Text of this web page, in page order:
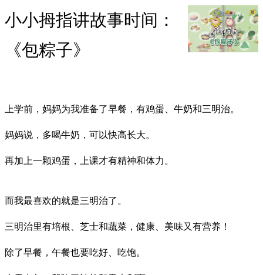
小小拇指讲故事时间：
《包粽子》
上学前，妈妈为我准备了早餐，有鸡蛋、牛奶和三明治。
妈妈说，多喝牛奶，可以快高长大。
再加上一颗鸡蛋，上课才有精神和体力。
而我最喜欢的就是三明治了。
三明治里有培根、芝士和蔬菜，健康、美味又有营养！
除了早餐，午餐也要吃好、吃饱。